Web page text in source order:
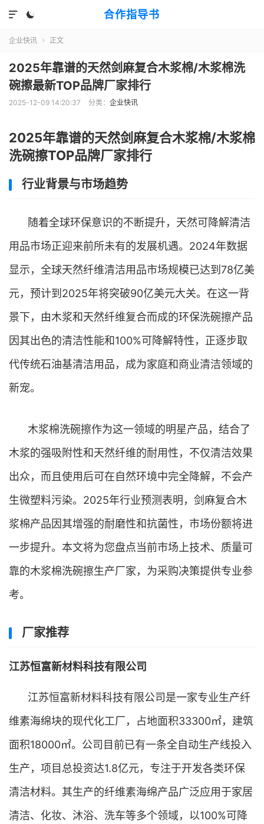
合作指导书


企业快讯  正文
2025年靠谱的天然剑麻复合木浆棉/木浆棉洗
碗擦最新TOP品牌厂家排行
2025-12-09 14:20:37 分类： 企业快讯
2025年靠谱的天然剑麻复合木浆棉/木浆棉
洗碗擦TOP品牌厂家排行
行业背景与市场趋势
随着全球环保意识的不断提升，天然可降解清洁
用品市场正迎来前所未有的发展机遇。2024年数据
显示，全球天然纤维清洁用品市场规模已达到78亿美
元，预计到2025年将突破90亿美元大关。在这一背
景下，由木浆和天然纤维复合而成的环保洗碗擦产品
因其出色的清洁性能和100%可降解特性，正逐步取
代传统石油基清洁用品，成为家庭和商业清洁领域的
新宠。
木浆棉洗碗擦作为这一领域的明星产品，结合了
木浆的强吸附性和天然纤维的耐用性，不仅清洁效果
出众，而且使用后可在自然环境中完全降解，不会产
生微塑料污染。2025年行业预测表明，剑麻复合木
浆棉产品因其增强的耐磨性和抗菌性，市场份额将进
一步提升。本文将为您盘点当前市场上技术、质量可
靠的木浆棉洗碗擦生产厂家，为采购决策提供专业参
考。
厂家推荐
江苏恒富新材料科技有限公司
江苏恒富新材料科技有限公司是一家专业生产纤
维素海绵块的现代化工厂，占地面积33300㎡，建筑
面积18000㎡。公司目前已有一条全自动生产线投入
生产，项目总投资达1.8亿元，专注于开发各类环保
清洁材料。其生产的纤维素海绵产品广泛应用于家居
清洁、化妆、沐浴、洗车等多个领域，以100%可降